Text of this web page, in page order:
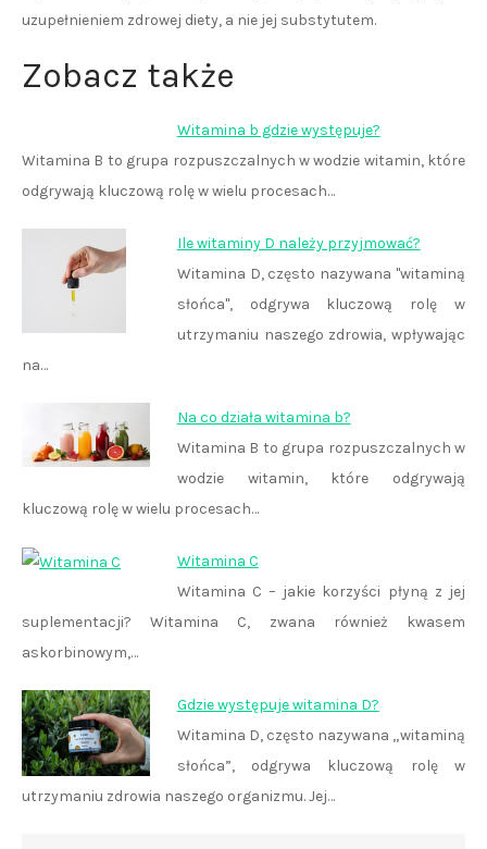
uzupełnieniem zdrowej diety, a nie jej substytutem.
Zobacz także
Witamina b gdzie występuje?
Witamina B to grupa rozpuszczalnych w wodzie witamin, które
odgrywają kluczową rolę w wielu procesach…
Ile witaminy D należy przyjmować?
Witamina D, często nazywana "witaminą
słońca", odgrywa kluczową rolę w
utrzymaniu naszego zdrowia, wpływając
na…
Na co działa witamina b?
Witamina B to grupa rozpuszczalnych w
wodzie witamin, które odgrywają
kluczową rolę w wielu procesach…
Witamina C
Witamina C – jakie korzyści płyną z jej
suplementacji? Witamina C, zwana również kwasem
askorbinowym,…
Gdzie występuje witamina D?
Witamina D, często nazywana „witaminą
słońca”, odgrywa kluczową rolę w
utrzymaniu zdrowia naszego organizmu. Jej…